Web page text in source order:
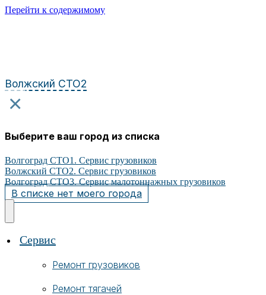
Перейти к содержимому
Волжский СТО2
×
Выберите ваш город из списка
Волгоград СТО1. Сервис грузовиков
Волжский СТО2. Сервис грузовиков
Волгоград СТО3. Сервис малотоннажных грузовиков
В списке нет моего города
Сервис
Ремонт грузовиков
Ремонт тягачей